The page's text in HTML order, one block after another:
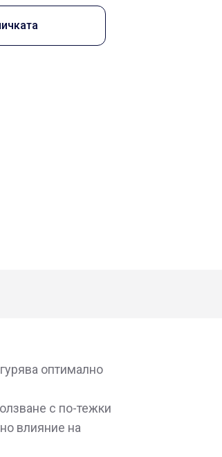
оптимално
с по-тежки
влияние на